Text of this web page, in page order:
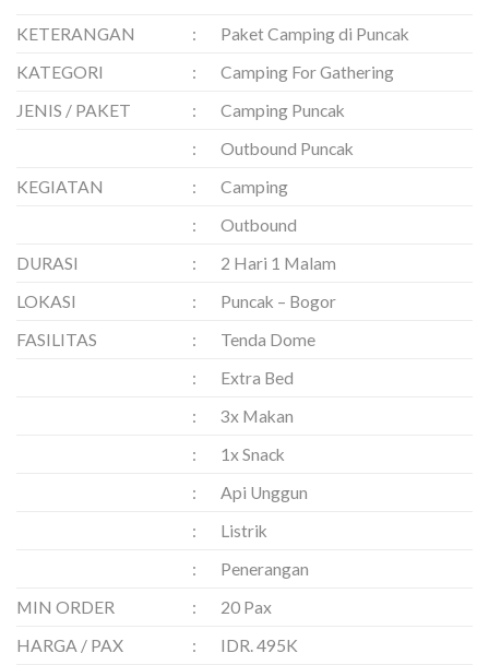
KETERANGAN :
Paket Camping di Puncak
KATEGORI
:
Camping For Gathering
JENIS / PAKET
:
Camping Puncak
:
Outbound Puncak
KEGIATAN
:
Camping
:
Outbound
DURASI
:
2 Hari 1 Malam
LOKASI
:
Puncak – Bogor
FASILITAS
:
Tenda Dome
:
Extra Bed
:
3x Makan
:
1x Snack
:
Api Unggun
:
Listrik
:
Penerangan
MIN ORDER
:
20 Pax
HARGA / PAX
: IDR. 495K